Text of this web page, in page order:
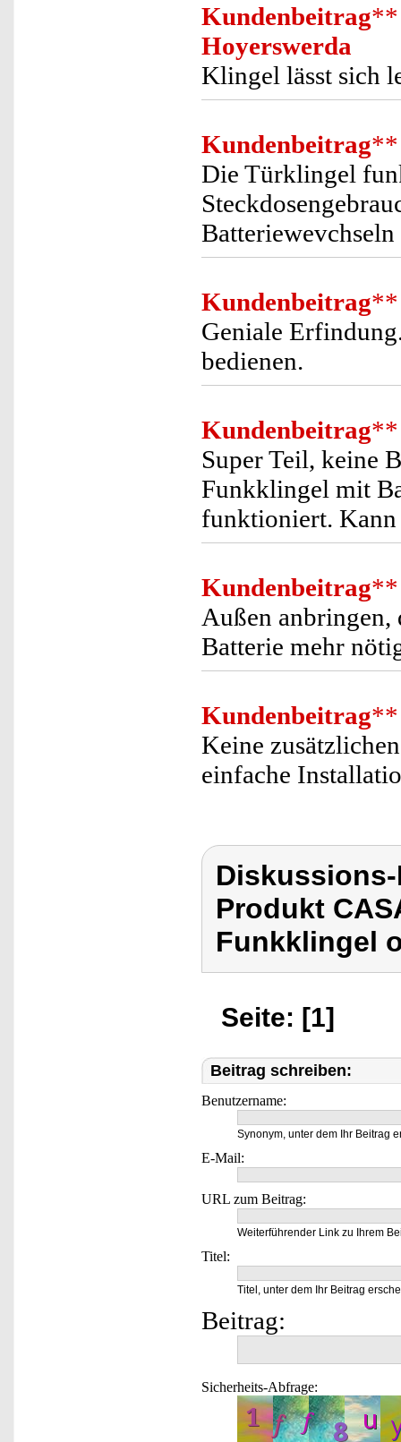
Kundenbeitrag**
Hoyerswerda
Klingel lässt sich
Kundenbeitrag**
Die Türklingel
Kundenbeitrag**
Geniale
bedienen.
Kundenbeitrag**
Super Teil, keine
Funkklingel mit
funktioniert. Kann
Kundenbeitrag**
Außen
Batterie mehr
Kundenbeitrag**
Keine
einfache
Produkt
Funkklingel
Seite: [1]
Beitrag schreiben:
Benutzername:
Synonym, unter dem Ihr Beitrag
E-Mail:
URL zum Beitrag:
Weiterführender Link zu Ihrem
Titel:
Titel, unter dem Ihr Beitrag
Beitrag:
Sicherheits-Abfrage: